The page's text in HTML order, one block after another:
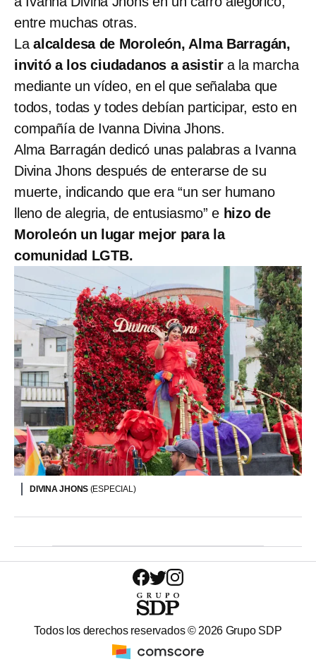
entre muchas otras.
La alcaldesa de Moroleón, Alma Barragán,
invitó a los ciudadanos a asistir a la marcha
mediante un vídeo, en el que señalaba que
todos, todas y todes debían participar, esto en
compañía de Ivanna Divina Jhons.
Alma Barragán dedicó unas palabras a Ivanna
Divina Jhons después de enterarse de su
muerte, indicando que era “un ser humano
lleno de alegria, de entusiasmo” e hizo de
Moroleón un lugar mejor para la
comunidad LGTB.
DIVINA JHONS (ESPECIAL)
Todos los derechos reservados ©2026 Grupo SDP